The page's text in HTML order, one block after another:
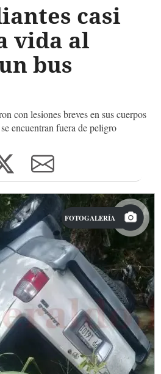
casi
vida al
bus
con lesiones breves en sus cuerpos
encuentran fuera de peligro
FOTOGALERÍA